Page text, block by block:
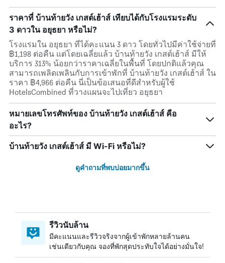
ราคาที่ บ้านท้ายวัง เกสต์เฮ้าส์ เทียบได้กับโรงแรมระดับ
3 ดาวใน อยุธยา หรือไม่?
โรงแรมใน อยุธยา ที่ได้คะแนน 3 ดาว โดยทั่วไปมีค่าใช้จ่ายที่
฿1,198 ต่อคืน แต่โดยเฉลี่ยแล้ว บ้านท้ายวัง เกสต์เฮ้าส์ มีให้
บริการ 313% น้อยกว่าราคาเฉลี่ยในพื้นที่ โดยปกติแล้วคุณ
สามารถเพลิดเพลินกับการเข้าพักที่ บ้านท้ายวัง เกสต์เฮ้าส์ ใน
ราคา ฿4,966 ต่อคืน นี่เป็นข้อเสนอที่ดีสำหรับผู้ใช้
HotelsCombined ที่วางแผนจะไปเที่ยว อยุธยา
หมายเลขโทรศัพท์ของ บ้านท้ายวัง เกสต์เฮ้าส์ คือ
อะไร?
บ้านท้ายวัง เกสต์เฮ้าส์ มี Wi-Fi หรือไม่?
ดูคำถามที่พบบ่อยมากขึ้น
รีวิวนับล้าน
มีคะแนนและรีวิวจริงจากผู้เข้าพักหลายล้านคน
เช่นเดียวกับคุณ จองที่พักสุดประทับใจได้อย่างมั่นใจ!